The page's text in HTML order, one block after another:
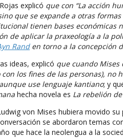
explicó que con “La acción
que se expande a otras
tienen bases económicas
de aplicar la praxeología a la
Randen torno a la concepción
ideas, explicó que cuando
los fines de las personas), no
use lenguaje kantiano; y
hecha novela es La rebelión
von Mises hubiera movido
se abordaron temas
que hace la neolengua a la